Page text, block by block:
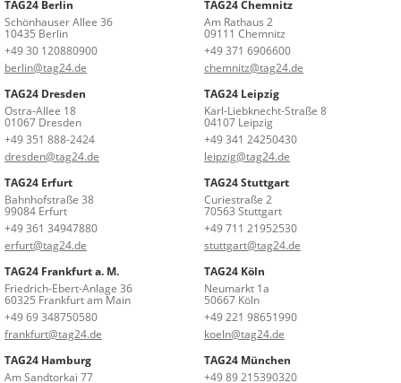
TAG24 Berlin
Schönhauser Allee 36
10435 Berlin
+49 30 120880900
berlin@tag24.de
TAG24 Chemnitz
Am Rathaus 2
09111 Chemnitz
+49 371 6906600
chemnitz@tag24.de
TAG24 Dresden
Ostra-Allee 18
01067 Dresden
+49 351 888-2424
dresden@tag24.de
TAG24 Leipzig
Karl-Liebknecht-Straße 8
04107 Leipzig
+49 341 24250430
leipzig@tag24.de
TAG24 Erfurt
Bahnhofstraße 38
99084 Erfurt
+49 361 34947880
erfurt@tag24.de
TAG24 Stuttgart
Curiestraße 2
70563 Stuttgart
+49 711 21952530
stuttgart@tag24.de
TAG24 Frankfurt a. M.
Friedrich-Ebert-Anlage 36
60325 Frankfurt am Main
+49 69 348750580
frankfurt@tag24.de
TAG24 Köln
Neumarkt 1a
50667 Köln
+49 221 98651990
koeln@tag24.de
TAG24 Hamburg
Am Sandtorkai 77
TAG24 München
+49 89 215390320